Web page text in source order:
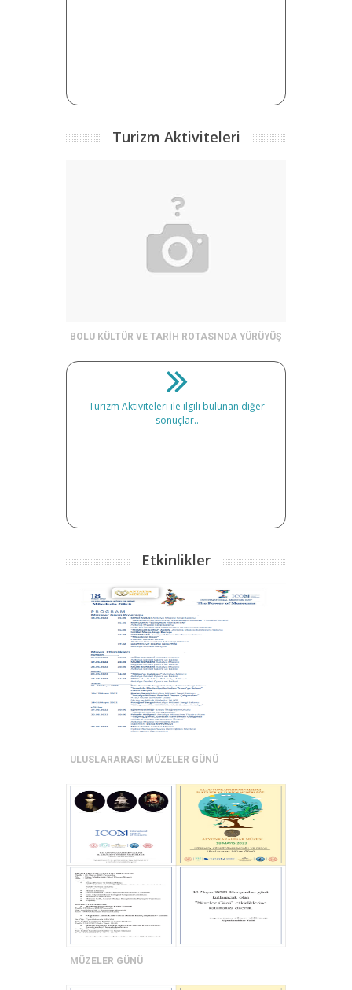
Turizm Aktiviteleri
BOLU KÜLTÜR VE TARİH ROTASINDA YÜRÜYÜŞ
Turizm Aktiviteleri ile ilgili bulunan diğer
sonuçlar..
Etkinlikler
ULUSLARARASI MÜZELER GÜNÜ
MÜZELER GÜNÜ